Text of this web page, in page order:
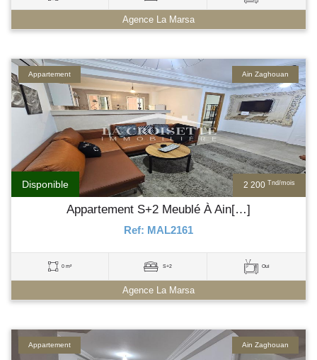
Agence La Marsa
2 200 Tnd/mois
Disponible
Ain Zaghouan
Appartement
Appartement S+2 Meublé À Ain[…]
Ref: MAL2161
0 m² S+2 Oui
Agence La Marsa
Ain Zaghouan
Appartement